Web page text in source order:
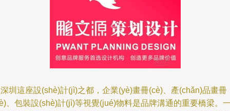
圳這座設(shè)計(jì)之都，企業(yè)畫冊(cè)、產(chǎn)品畫冊
、包裝設(shè)計(jì)等視覺(jué)物料是品牌溝通的重要橋梁。